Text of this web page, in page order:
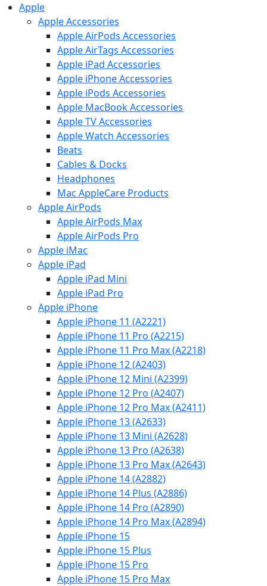
Apple
Apple Accessories
Apple AirPods Accessories
Apple AirTags Accessories
Apple iPad Accessories
Apple iPhone Accessories
Apple iPods Accessories
Apple MacBook Accessories
Apple TV Accessories
Apple Watch Accessories
Beats
Cables & Docks
Headphones
Mac AppleCare Products
Apple AirPods
Apple AirPods Max
Apple AirPods Pro
Apple iMac
Apple iPad
Apple iPad Mini
Apple iPad Pro
Apple iPhone
Apple iPhone 11 (A2221)
Apple iPhone 11 Pro (A2215)
Apple iPhone 11 Pro Max (A2218)
Apple iPhone 12 (A2403)
Apple iPhone 12 Mini (A2399)
Apple iPhone 12 Pro (A2407)
Apple iPhone 12 Pro Max (A2411)
Apple iPhone 13 (A2633)
Apple iPhone 13 Mini (A2628)
Apple iPhone 13 Pro (A2638)
Apple iPhone 13 Pro Max (A2643)
Apple iPhone 14 (A2882)
Apple iPhone 14 Plus (A2886)
Apple iPhone 14 Pro (A2890)
Apple iPhone 14 Pro Max (A2894)
Apple iPhone 15
Apple iPhone 15 Plus
Apple iPhone 15 Pro
Apple iPhone 15 Pro Max